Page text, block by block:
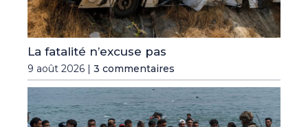
La fatalité n’excuse pas
9 août 2026 | 3 commentaires